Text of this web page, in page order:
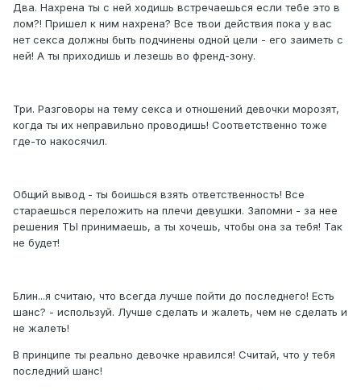
Два. Нахрена ты с ней ходишь встречаешься если тебе это в
лом?! Пришел к ним нахрена? Все твои действия пока у вас
нет секса должны быть подчинены одной цели - его заиметь с
ней! А ты приходишь и лезешь во френд-зону.
Три. Разговоры на тему секса и отношений девочки морозят,
когда ты их неправильно проводишь! Соответственно тоже
где-то накосячил.
Общий вывод - ты боишься взять ответственность! Все
стараешься переложить на плечи девушки. Запомни - за нее
решения ТЫ принимаешь, а ты хочешь, чтобы она за тебя! Так
не будет!
Блин...я считаю, что всегда лучше пойти до последнего! Есть
шанс? - используй. Лучше сделать и жалеть, чем не сделать и
не жалеть!
В принципе ты реально девочке нравился! Считай, что у тебя
последний шанс!